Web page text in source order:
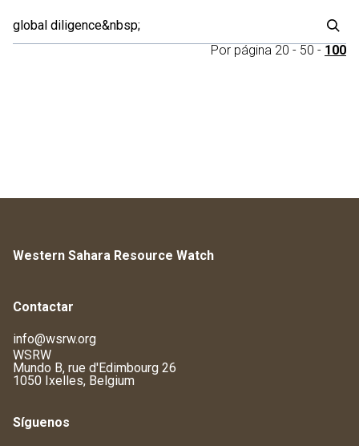
Por página 20 - 50 - 100
Western Sahara Resource Watch
Contactar
info@wsrw.org
WSRW
Mundo B, rue d'Edimbourg 26
1050 Ixelles, Belgium
Síguenos